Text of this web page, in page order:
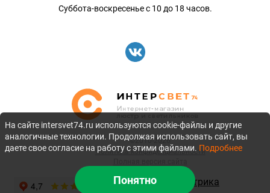
Суббота-воскресенье с 10 до 18 часов.
©2010-2026
Политика конфиденциальности
На сайте intersvet74.ru используются cookie-файлы и другие
аналогичные технологии. Продолжая использовать сайт, вы
даете свое согласие на работу с этими файлами. Подробнее
Понятно